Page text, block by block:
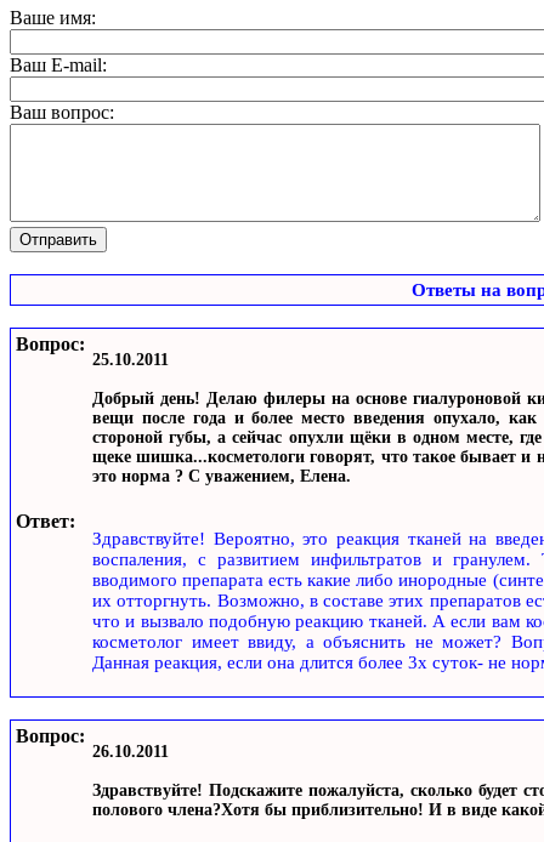
Ваше имя:
Ваш E-mail:
Ваш вопрос:
Ответы на
Вопрос:
25.10.2011
Добрый день! Делаю филеры на основе гиалуроновой
вещи после года и более место введения опухало,
стороной губы, а сейчас опухли щёки в одном месте,
щеке шишка...косметологи говорят, что такое бывает и
это норма ? С уважением, Елена.
Ответ:
Здравствуйте! Вероятно, это реакция тканей на
воспаления, с развитием инфильтратов и
вводимого препарата есть какие либо инородные
их отторгнуть. Возможно, в составе этих препаратов
что и вызвало подобную реакцию тканей. А если вам
косметолог имеет ввиду, а объяснить не может?
Данная реакция, если она длится более 3х суток- не
Вопрос:
26.10.2011
Здравствуйте! Подскажите пожалуйста, сколько будет
полового члена?Хотя бы приблизительно! И в виде